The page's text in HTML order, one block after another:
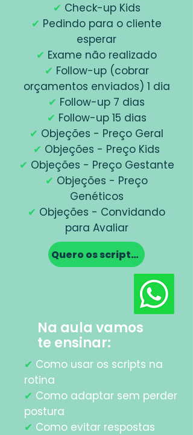
✔ Check-up Kids
✔ Pedindo para o cliente
esperar
✔ Exame não realizado
✔ Follow-up (cobrar
orçamentos enviados) 1 dia
✔ Follow-up 7 dias
✔ Follow-up 15 dias
✔ Objeções - Preço Geral
✔ Objeções - Preço Kids
✔ Objeções - Preço Gestante
✔ Objeções - Preço
Genéticos
✔ Objeções - Convidando
para Avaliar
Quero os scripts agora
Na aula vamos
te ensinar:
✔ Como usar os scripts na
rotina
✔ Como adaptar sem perder
postura
✔ Como evitar respostas